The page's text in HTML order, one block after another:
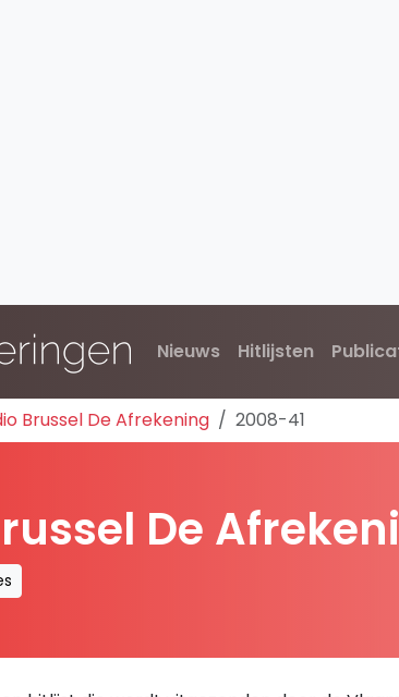
Nieuws Hitlijsten
Brussel De Afrekening 2008-41
De